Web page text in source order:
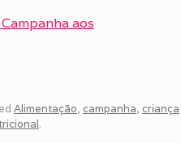
aos
Alimentação, campanha, criança
.